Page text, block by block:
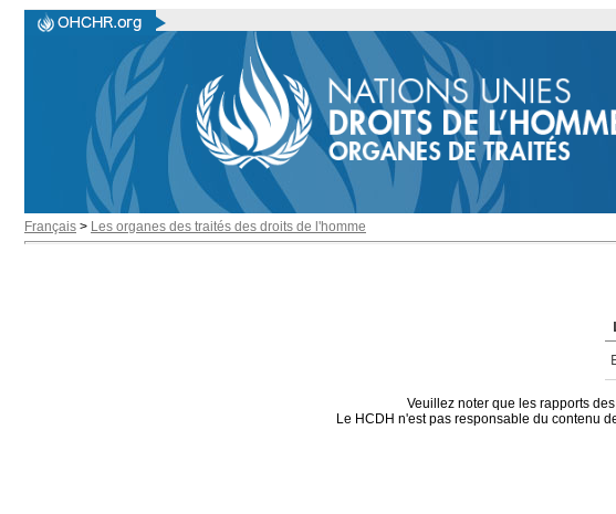
Français > Les organes des traités des droits de l'homme
Veuillez noter que les rapports
Le HCDH n'est pas responsable du contenu